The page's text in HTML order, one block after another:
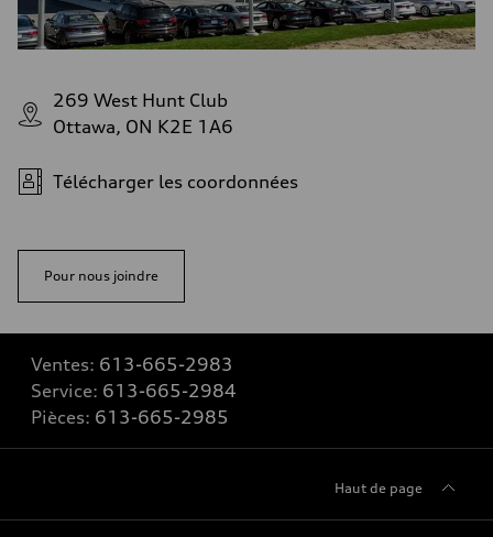
269 West Hunt Club
Ottawa, ON K2E 1A6
Télécharger les coordonnées
Pour nous joindre
Ventes: 613-665-2983
Service: 613-665-2984
Pièces: 613-665-2985
Haut de page